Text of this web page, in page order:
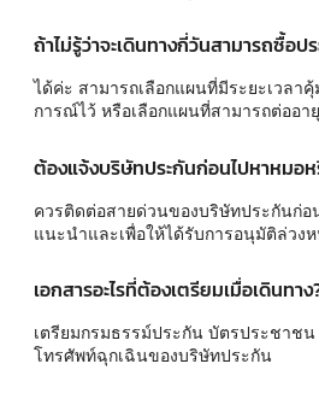
ถ้าไม่รู้ว่าจะเดินทางกี่วันสามารถซื้อป
ได้ค่ะ สามารถเลือกแผนที่มีระยะเวลา
การณ์ไว้ หรือเลือกแผนที่สามารถต่ออา
ต้องแจ้งบริษัทประกันก่อนไปหาหมอห
ควรติดต่อสายด่วนของบริษัทประกันก่อ
แนะนำและเพื่อให้ได้รับการอนุมัติล่วง
เอกสารอะไรที่ต้องเตรียมเมื่อเดินทาง
เตรียมกรมธรรม์ประกัน บัตรประชาชน
โทรศัพท์ฉุกเฉินของบริษัทประกัน